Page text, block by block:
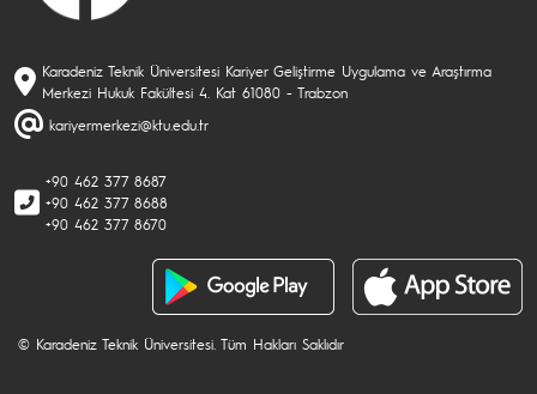
Karadeniz Teknik Üniversitesi Kariyer Geliştirme Uygulama ve Araştırma
Merkezi Hukuk Fakültesi 4. Kat 61080 - Trabzon
kariyermerkezi@ktu.edu.tr
+90 462 377 8687
+90 462 377 8688
+90 462 377 8670
© Karadeniz Teknik Üniversitesi. Tüm Hakları Saklıdır